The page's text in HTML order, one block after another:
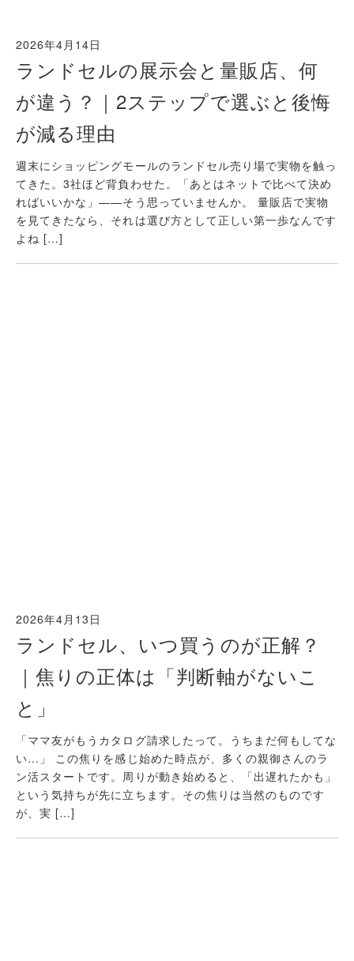
2026年4月14日
ランドセルの展示会と量販店、何
が違う？｜2ステップで選ぶと後悔
が減る理由
週末にショッピングモールのランドセル売り場で実物を触っ
てきた。3社ほど背負わせた。「あとはネットで比べて決め
ればいいかな」——そう思っていませんか。 量販店で実物
を見てきたなら、それは選び方として正しい第一歩なんです
よね […]
2026年4月13日
ランドセル、いつ買うのが正解？
｜焦りの正体は「判断軸がないこ
と」
「ママ友がもうカタログ請求したって。うちまだ何もしてな
い…」 この焦りを感じ始めた時点が、多くの親御さんのラ
ン活スタートです。周りが動き始めると、「出遅れたかも」
という気持ちが先に立ちます。その焦りは当然のものです
が、実 […]